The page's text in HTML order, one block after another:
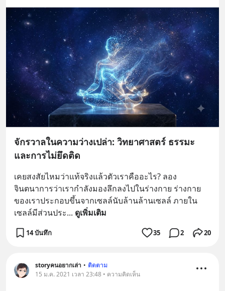
จักรวาลในความว่างเปล่า: วิทยาศาสตร์ ธรรมะ
และการไม่ยึดติด
เคยสงสัยไหมว่าแท้จริงแล้วตัวเราคืออะไร? ลอง
จินตนาการว่าเรากำลังมองลึกลงไปในร่างกาย ร่างกาย
ของเราประกอบขึ้นจากเซลล์นับล้านล้านเซลล์ ภายใน
เซลล์มีส่วนประ... ดูเพิ่มเติม
14 บันทึก 35 2 20
storyคนอยากเล่า • ติดตาม
15 ม.ค. 2021 เวลา 23:48 • ความคิดเห็น